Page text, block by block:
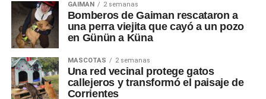
GAIMAN 2 semanas
Bomberos de Gaiman rescataron a
una perra viejita que cayó a un pozo
en Günün a Küna
MASCOTAS 2 semanas
Una red vecinal protege gatos
callejeros y transformó el paisaje de
Corrientes